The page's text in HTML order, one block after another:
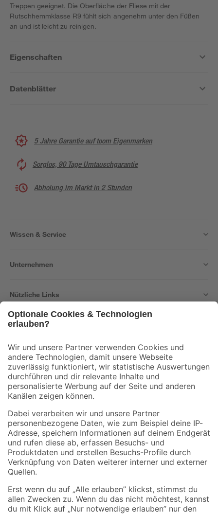
Treppen geeignet. Die Oberfläche der Fliese mit der
Rutschhemmklasse R9 fühlt sich angenehm unter den Füßen
an und ist leicht zu reinigen.
Eigenschaften
Datenblätter
5 Jahre Garantie auf toom Eigenmarken
Sorglos, 90 Tage Umtauschgarantie
Abholung im Markt in 2 Stunden
Wissen & Service
Unternehmen
Nützliche Links
Der toom Newsletter: Keine Angebote und Aktionen mehr verpassen!
Zur Newsletter Anmeldung
Folge uns
Zahlungsarten Versandarten
Sicher einkaufen
Jetzt die toom-App herunterladen